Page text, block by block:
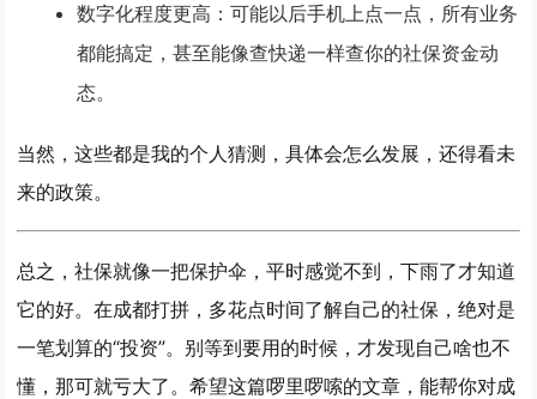
数字化程度更高 ：可能以后手机上点一点，所有业务
都能搞定，甚至能像查快递一样查你的社保资金动
态。
当然，这些都是我的个人猜测，具体会怎么发展，还得看未
来的政策。
总之，社保就像一把保护伞，平时感觉不到，下雨了才知道
它的好。在成都打拼，多花点时间了解自己的社保，绝对是
一笔划算的“投资”。别等到要用的时候，才发现自己啥也不
懂，那可就亏大了。希望这篇啰里啰嗦的文章，能帮你对成